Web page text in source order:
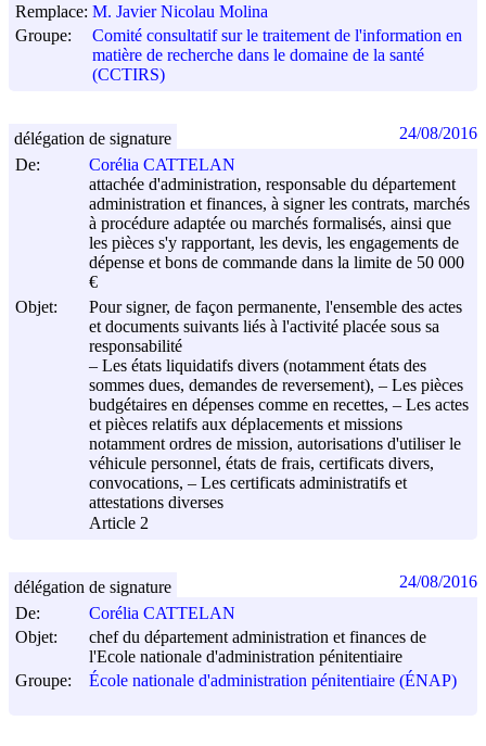
Remplace: M. Javier Nicolau Molina
Groupe:
Comité consultatif sur le traitement de l'information en
matière de recherche dans le domaine de la santé
(CCTIRS)
De:
Corélia CATTELAN
attachée d'administration, responsable du département
administration et finances, à signer les contrats, marchés
à procédure adaptée ou marchés formalisés, ainsi que
les pièces s'y rapportant, les devis, les engagements de
dépense et bons de commande dans la limite de 50 000
€
Objet:
Pour signer, de façon permanente, l'ensemble des actes
et documents suivants liés à l'activité placée sous sa
responsabilité
– Les états liquidatifs divers (notamment états des
sommes dues, demandes de reversement), – Les pièces
budgétaires en dépenses comme en recettes, – Les actes
et pièces relatifs aux déplacements et missions
notamment ordres de mission, autorisations d'utiliser le
véhicule personnel, états de frais, certificats divers,
convocations, – Les certificats administratifs et
attestations diverses
Article 2
délégation de signature 24/08/2016
De:
Corélia CATTELAN
Objet:
chef du département administration et finances de
l'Ecole nationale d'administration pénitentiaire
Groupe:
École nationale d'administration pénitentiaire (ÉNAP)
délégation de signature 24/08/2016